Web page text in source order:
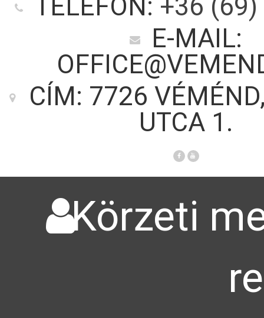
TELEFON: +36
E-MAIL:
CÍM: 7726
UTCA 1.
Körzeti